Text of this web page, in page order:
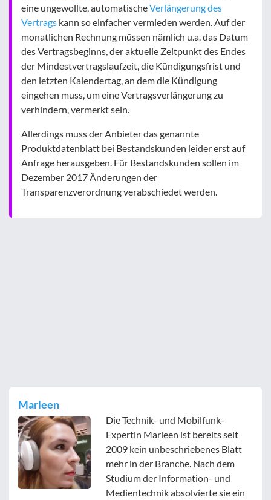
eine ungewollte, automatischeVerlängerung des
Vertrags kann so einfacher vermieden werden. Auf der
monatlichen Rechnung müssen nämlich u.a. das Datum
des Vertragsbeginns, der aktuelle Zeitpunkt des Endes
der Mindestvertragslaufzeit, die Kündigungsfrist und
den letzten Kalendertag, an dem die Kündigung
eingehen muss, um eine Vertragsverlängerung zu
verhindern, vermerkt sein.
Allerdings muss der Anbieter das genannte
Produktdatenblatt bei Bestandskunden leider erst auf
Anfrage herausgeben. Für Bestandskunden sollen im
Dezember 2017 Änderungen der
Transparenzverordnung verabschiedet werden.
Marleen
Die Technik- und Mobilfunk-
Expertin Marleen ist bereits seit
2009 kein unbeschriebenes Blatt
mehr in der Branche. Nach dem
Studium der Information- und
Medientechnik absolvierte sie ein